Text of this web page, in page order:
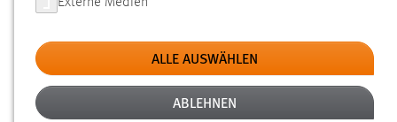
Typ
Erstellungsdatum
ALLE AUSWÄHLEN
ABLEHNEN